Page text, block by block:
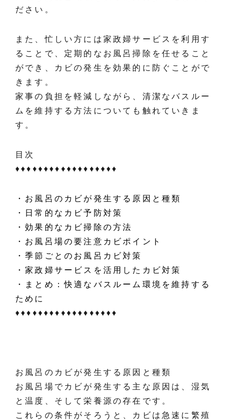
ださい。
また、忙しい方には家政婦サービスを利用す
ることで、定期的なお風呂掃除を任せること
ができ、カビの発生を効果的に防ぐことがで
きます。
家事の負担を軽減しながら、清潔なバスルー
ムを維持する方法についても触れていきま
す。
目次
♦️♦️♦️♦️♦️♦️♦️♦️♦️♦️♦️♦️♦️♦️♦️♦️♦️♦️
・お風呂のカビが発生する原因と種類
・日常的なカビ予防対策
・効果的なカビ掃除の方法
・お風呂場の要注意カビポイント
・季節ごとのお風呂カビ対策
・家政婦サービスを活用したカビ対策
・まとめ：快適なバスルーム環境を維持する
ために
♦️♦️♦️♦️♦️♦️♦️♦️♦️♦️♦️♦️♦️♦️♦️♦️♦️♦️
お風呂のカビが発生する原因と種類
お風呂場でカビが発生する主な原因は、湿気
と温度、そして栄養源の存在です。
これらの条件がそろうと、カビは急速に繁殖